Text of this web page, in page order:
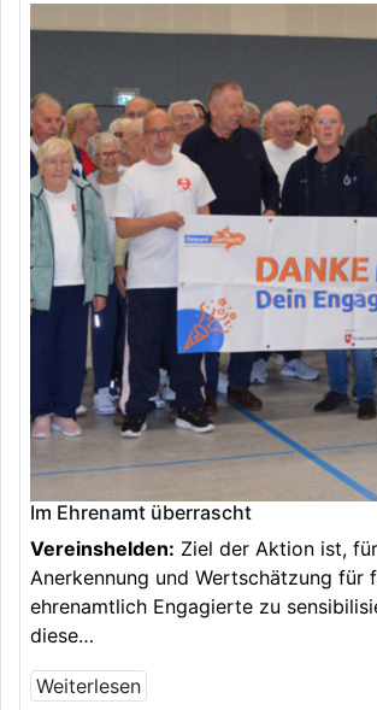
Im Ehrenamt überrascht
Vereinshelden: Ziel der Aktion ist,
Anerkennung und Wertschätzung für
ehrenamtlich Engagierte zu
diese…
Weiterlesen